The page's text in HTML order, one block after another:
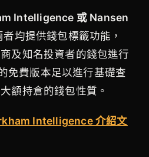
Intelligence 或 Nansen
者均提供錢包標籤功能，
及知名投資者的錢包進行
免費版本足以進行基礎查
額持倉的錢包性質。
Intelligence 介紹文